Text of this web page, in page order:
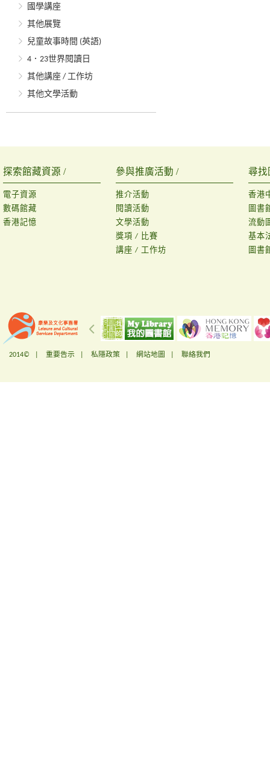
國學講座
其他展覽
兒童故事時間 (英語)
4．23世界閱讀日
其他講座 / 工作坊
其他文學活動
探索館藏資源 /
電子資源
數碼館藏
香港記憶
參與推廣活動 /
推介活動
閱讀活動
文學活動
獎項 / 比賽
講座 / 工作坊
尋找
香港
圖書
流動
基本
圖書
2014© | 重要告示 私隱政策 網站地圖 聯絡我們